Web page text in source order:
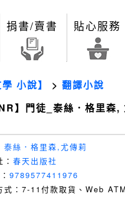
捐書/賣書 貼心服務
學 小說】 > 翻譯小說
】門徒_泰絲．格里森,
泰絲．格里森,尤傳莉
春天出版社
9789577411976
： 7-11付款取貨、Web